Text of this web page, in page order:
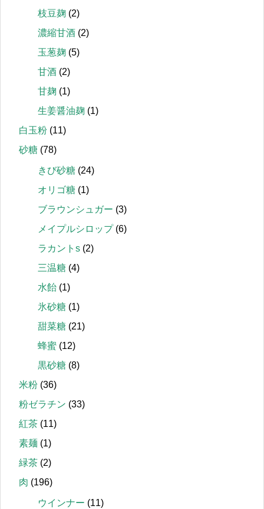
枝豆麹 (2)
濃縮甘酒 (2)
玉葱麹 (5)
甘酒 (2)
甘麹 (1)
生姜醤油麹 (1)
白玉粉 (11)
砂糖 (78)
きび砂糖 (24)
オリゴ糖 (1)
ブラウンシュガー (3)
メイプルシロップ(6)
ラカントs (2)
三温糖 (4)
水飴 (1)
氷砂糖 (1)
甜菜糖 (21)
蜂蜜 (12)
黒砂糖 (8)
米粉 (36)
粉ゼラチン (33)
紅茶 (11)
素麺 (1)
緑茶 (2)
肉 (196)
ウインナー (11)